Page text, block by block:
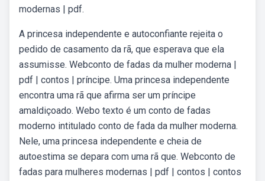
modernas | pdf.
A princesa independente e autoconfiante rejeita o
pedido de casamento da rã, que esperava que ela
assumisse. Webconto de fadas da mulher moderna |
pdf | contos | príncipe. Uma princesa independente
encontra uma rã que afirma ser um príncipe
amaldiçoado. Webo texto é um conto de fadas
moderno intitulado conto de fada da mulher moderna.
Nele, uma princesa independente e cheia de
autoestima se depara com uma rã que. Webconto de
fadas para mulheres modernas | pdf | contos | contos